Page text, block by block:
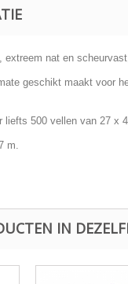
extreem nat en
geschikt maakt voor
liefts 500 vellen van 27 x
m.
IN